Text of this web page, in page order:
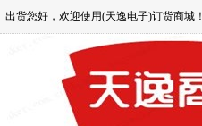
出货您好，欢迎使用(天逸电子)订货商城！